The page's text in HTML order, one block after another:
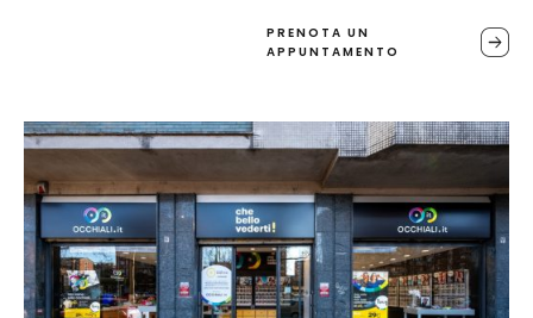
PRENOTA UN
APPUNTAMENTO